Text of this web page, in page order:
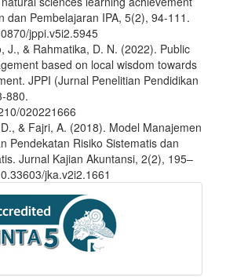
dan Pembelajaran IPA, 5(2), 94-111.
jppi.v5i2.5945
J., & Rahmatika, D. N. (2022). Public
based on local wisdom towards
JPPI (Jurnal Penelitian Pendidikan
880.
020221666
& Fajri, A. (2018). Model Manajemen
Pendekatan Risiko Sistematis dan
Jurnal Kajian Akuntansi, 2(2), 195–
jka.v2i2.1661